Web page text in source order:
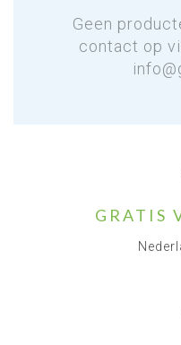
Geen
contact op
GRATIS